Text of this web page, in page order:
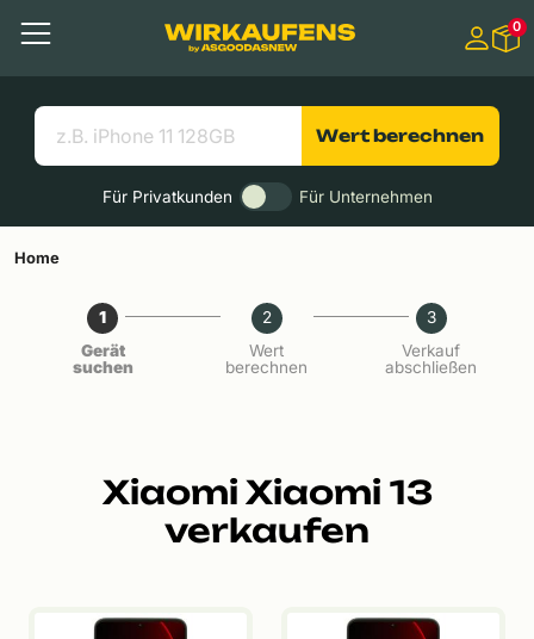
Menü
Suchen
Nützliche Links
0
Wert berechnen
Für Privatkunden Für Unternehmen
Home
1
Gerät
suchen
2
Wert
berechnen
3
Verkauf
abschließen
Xiaomi Xiaomi 13
verkaufen